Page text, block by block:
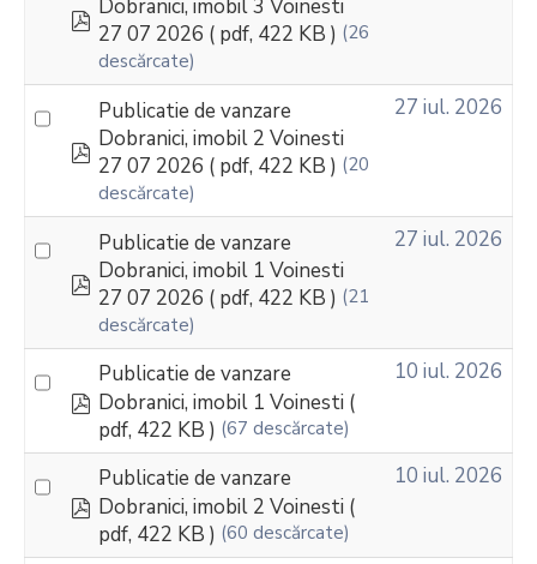
pdf
Dobranici, imobil 3 Voinesti
27 07 2026 ( pdf, 422 KB ) (26
descărcate)
pdf
Publicatie de vanzare
Dobranici, imobil 2 Voinesti
27 07 2026 ( pdf, 422 KB ) (20
descărcate)
27 iul. 2026
pdf
Publicatie de vanzare
Dobranici, imobil 1 Voinesti
27 07 2026 ( pdf, 422 KB ) (21
descărcate)
27 iul. 2026
pdf
Publicatie de vanzare
Dobranici, imobil 1 Voinesti (
pdf, 422 KB ) (67 descărcate)
10 iul. 2026
pdf
Publicatie de vanzare
Dobranici, imobil 2 Voinesti (
pdf, 422 KB ) (60 descărcate)
10 iul. 2026